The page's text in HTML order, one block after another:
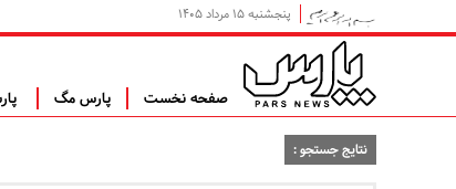
پنجشنبه ۱۵ مرداد ۱۴۰۵
صفحه نخست پارس مگ
نتایج جستجو :